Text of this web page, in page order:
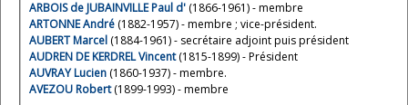
ARBOIS de JUBAINVILLE Paul d' (1866-1961) - membre
ARTONNE André (1882-1957) - membre ; vice-président.
AUBERT Marcel (1884-1961) - secrétaire adjoint puis président
AUDREN DE KERDREL Vincent(1815-1899) - Président
AUVRAY Lucien (1860-1937) - membre.
AVEZOU Robert(1899-1993) - membre